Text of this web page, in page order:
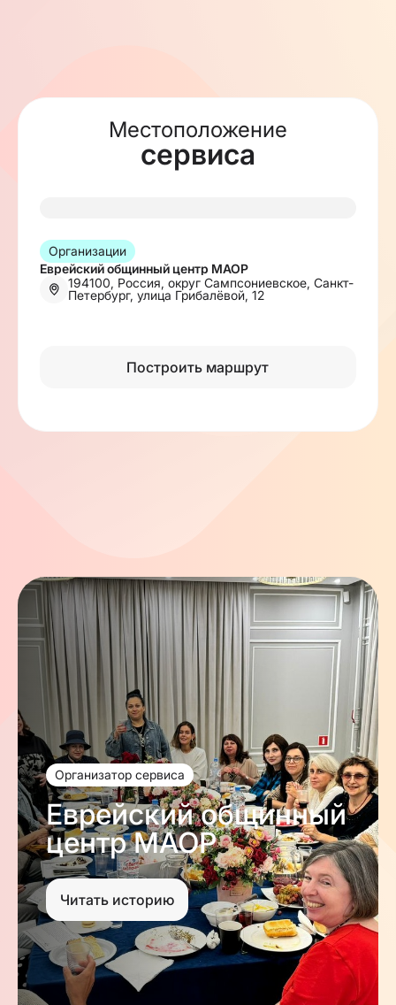
Местоположение
сервиса
Организации
Еврейский общинный центр МАОР
194100, Россия, округ Сампсониевское, Санкт-
Петербург, улица Грибалёвой, 12
Построить маршрут
Организатор сервиса
Еврейский общинный
центр МАОР
Читать историю